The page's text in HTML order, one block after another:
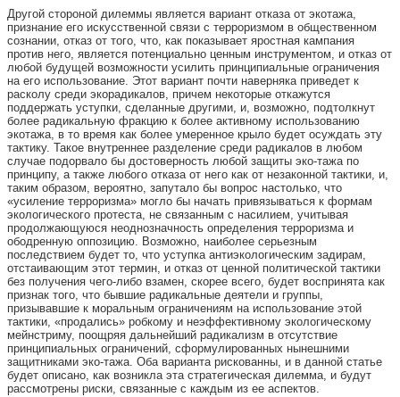
Другой стороной дилеммы является вариант отказа от экотажа,
признание его искусственной связи с терроризмом в общественном
сознании, отказ от того, что, как показывает яростная кампания
против него, является потенциально ценным инструментом, и отказ от
любой будущей возможности усилить принципиальные ограничения
на его использование. Этот вариант почти наверняка приведет к
расколу среди экорадикалов, причем некоторые откажутся
поддержать уступки, сделанные другими, и, возможно, подтолкнут
более радикальную фракцию к более активному использованию
экотажа, в то время как более умеренное крыло будет осуждать эту
тактику. Такое внутреннее разделение среди радикалов в любом
случае подорвало бы достоверность любой защиты эко-тажа по
принципу, а также любого отказа от него как от незаконной тактики, и,
таким образом, вероятно, запутало бы вопрос настолько, что
«усиление терроризма» могло бы начать привязываться к формам
экологического протеста, не связанным с насилием, учитывая
продолжающуюся неоднозначность определения терроризма и
ободренную оппозицию. Возможно, наиболее серьезным
последствием будет то, что уступка антиэкологическим задирам,
отстаивающим этот термин, и отказ от ценной политической тактики
без получения чего-либо взамен, скорее всего, будет воспринята как
признак того, что бывшие радикальные деятели и группы,
призывавшие к моральным ограничениям на использование этой
тактики, «продались» робкому и неэффективному экологическому
мейнстриму, поощряя дальнейший радикализм в отсутствие
принципиальных ограничений, сформулированных нынешними
защитниками эко-тажа. Оба варианта рискованны, и в данной статье
будет описано, как возникла эта стратегическая дилемма, и будут
рассмотрены риски, связанные с каждым из ее аспектов.